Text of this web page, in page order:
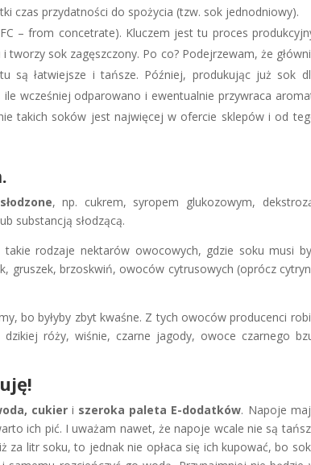
czas przydatności do spożycia (tzw. sok jednodniowy).
– from concetrate). Kluczem jest tu proces
sok zagęszczony. Po co? Podejrzewam, że
są łatwiejsze i tańsze. Później, produkując już sok
wcześniej odparowano i ewentualnie przywraca
takich soków jest najwięcej w ofercie sklepów i od
, np. cukrem, syropem glukozowym,
substancją słodzącą.
takie rodzaje nektarów owocowych, gdzie soku musi
gruszek, brzoskwiń, owoców cytrusowych (oprócz
bo byłyby zbyt kwaśne. Z tych owoców producenci
róży, wiśnie, czarne jagody, owoce czarnego
cukieri szeroka paleta E-dodatków. Napoje
ich pić. I uważam nawet, że napoje wcale nie są
litr soku, to jednak nie opłaca się ich kupować, bo